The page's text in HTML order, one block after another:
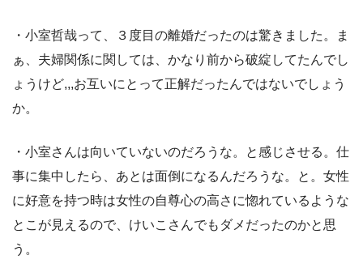
・小室哲哉って、３度目の離婚だったのは驚きました。ま
ぁ、夫婦関係に関しては、かなり前から破綻してたんでし
ょうけど,,,お互いにとって正解だったんではないでしょう
か。
・小室さんは向いていないのだろうな。と感じさせる。仕
事に集中したら、あとは面倒になるんだろうな。と。女性
に好意を持つ時は女性の自尊心の高さに惚れているような
とこが見えるので、けいこさんでもダメだったのかと思
う。